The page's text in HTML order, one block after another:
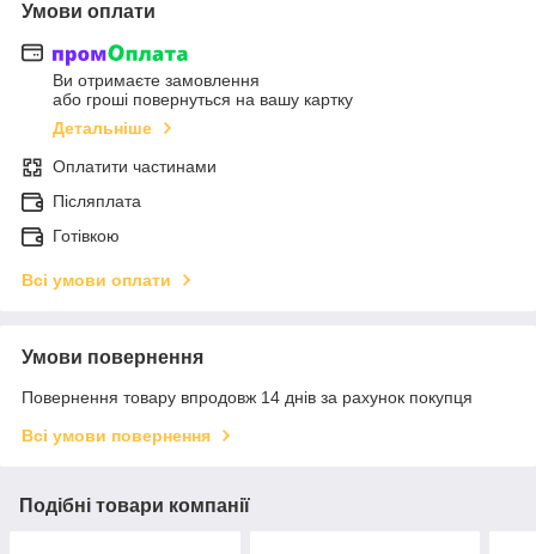
Умови оплати
Ви отримаєте замовлення
або гроші повернуться на вашу картку
Детальніше
Оплатити частинами
Післяплата
Готівкою
Всі умови оплати
Умови повернення
Повернення товару впродовж 14 днів за рахунок покупця
Всі умови повернення
Подібні товари компанії